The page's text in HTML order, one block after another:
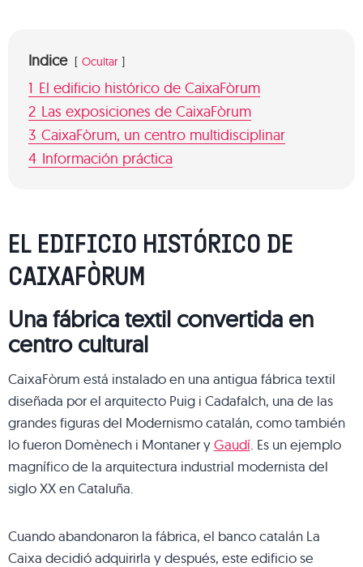
Indice Ocultar
1 El edificio histórico de CaixaFòrum
2 Las exposiciones de CaixaFòrum
3 CaixaFòrum, un centro multidisciplinar
4 Información práctica
EL EDIFICIO HISTÓRICO DE
CAIXAFÒRUM
Una fábrica textil convertida en
centro cultural
CaixaFòrum está instalado en una antigua fábrica textil
diseñada por el arquitecto Puig i Cadafalch, una de las
grandes figuras del Modernismo catalán, como también
lo fueron Domènech i Montaner yGaudí. Es un ejemplo
magnífico de la arquitectura industrial modernista del
siglo XX en Cataluña.
Cuando abandonaron la fábrica, el banco catalán La
Caixa decidió adquirirla y después, este edificio se